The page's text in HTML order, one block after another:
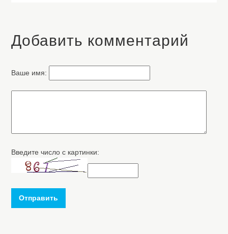
Добавить комментарий
Ваше имя:
Введите число с картинки:
Отправить